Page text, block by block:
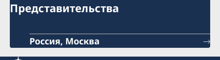
Представительства
Россия, Москва